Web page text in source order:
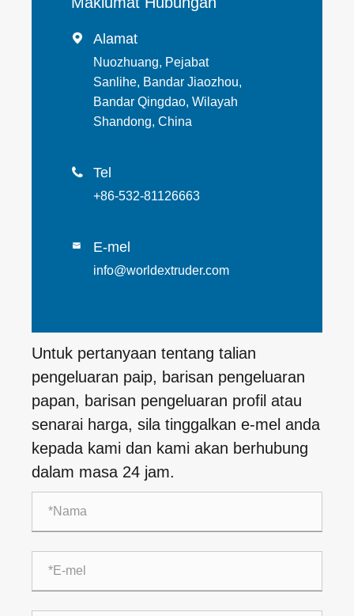
 Alamat
Nuozhuang, Pejabat
Sanlihe, Bandar Jiaozhou,
Bandar Qingdao, Wilayah
Shandong, China
 Tel
+86-532-81126663
 E-mel
info@worldextruder.com
Untuk pertanyaan tentang talian
pengeluaran paip, barisan pengeluaran
papan, barisan pengeluaran profil atau
senarai harga, sila tinggalkan e-mel anda
kepada kami dan kami akan berhubung
dalam masa 24 jam.